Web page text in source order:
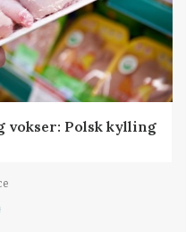
vokser: Polsk kylling